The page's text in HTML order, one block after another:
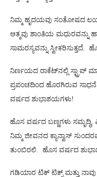
ನಿಮ್ಮ ಹೃದಯವು ಸಂತೋಷದ
ಆತ್ಮವು ಶಾಂತಿಯ ಮಧುರವನ್ನು
ಸಾಮರಸ್ಯವನ್ನು
ನಿರ್ಣಯದ ರಾಕೆಟ್‌ನಲ್ಲಿ ಸ್ಟ್ರಾಪ್
ಪ್ರಪಂಚದಿಂದ ಹೊರಗಿರುವ
ವರ್ಷದ ಶುಭಾಶಯಗಳು!
ಹೊಸ ವರ್ಷದ ಬಣ್ಣಗಳು ಸಮೃದ್ಧಿ,
ನಿಮ್ಮ ಜೀವನದ ಕ್ಯಾನ್ವಾಸ್
ತುಂಬಿರಲಿ. ಹೊಸ ವರ್ಷದ
ಗಡಿಯಾರ ಟಿಕ್ ಟಿಕ್ಸ್ ಮತ್ತು ನಾವು